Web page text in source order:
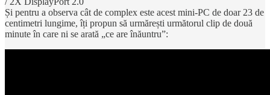
Și pentru a observa cât de complex este acest mini-PC de doar 23 de
centimetri lungime, îți propun să urmărești următorul clip de două
minute în care ni se arată „ce are înăuntru”: